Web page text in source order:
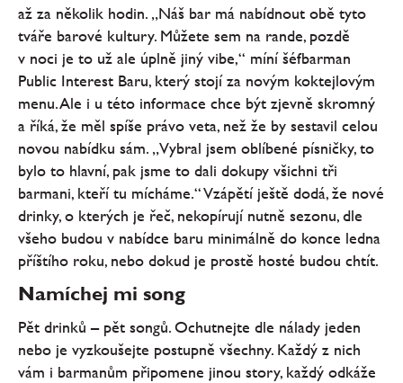
až za několik hodin. „Náš bar má nabídnout obě tyto
tváře barové kultury. Můžete sem na rande, pozdě
v noci je to už ale úplně jiný vibe,“ míní šéfbarman
Public Interest Baru, který stojí za novým koktejlovým
menu. Ale i u této informace chce být zjevně skromný
a říká, že měl spíše právo veta, než že by sestavil celou
novou nabídku sám. „Vybral jsem oblíbené písničky, to
bylo to hlavní, pak jsme to dali dokupy všichni tři
barmani, kteří tu mícháme.“ Vzápětí ještě dodá, že nové
drinky, o kterých je řeč, nekopírují nutně sezonu, dle
všeho budou v nabídce baru minimálně do konce ledna
příštího roku, nebo dokud je prostě hosté budou chtít.
Namíchej mi song
Pět drinků – pět songů. Ochutnejte dle nálady jeden
nebo je vyzkoušejte postupně všechny. Každý z nich
vám i barmanům připomene jinou story, každý odkáže